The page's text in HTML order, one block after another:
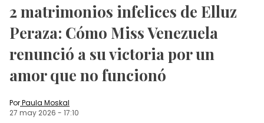
2 matrimonios infelices de Elluz
Peraza: Cómo Miss Venezuela
renunció a su victoria por un
amor que no funcionó
PorPaula Moskal
27 may 2026 - 17:10